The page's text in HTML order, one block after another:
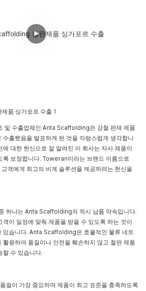
및 수출업체인 Anta Scaffolding은 강철 판재 제품
수출했음을 발표하게 된 것을 자랑스럽게 생각합니
에 대한 헌신으로 잘 알려진 이 회사는 자사 제품이
록 보장합니다. Toweran이라는 브랜드 이름으로
객에게 최고의 비계 솔루션을 제공하려는 헌신을
하나는 Anta Scaffolding의 적시 납품 약속입니다.
이 일정에 맞춰 제품을 받을 수 있도록 하는 것이
있습니다. Anta Scaffolding은 효율적인 물류 네트
활용하여 품질이나 안전을 훼손하지 않고 철판 제품
할 수 있습니다.
질이 가장 중요하며 제품이 최고 표준을 충족하도록